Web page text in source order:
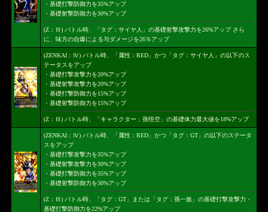
・基礎打撃防御力を35%アップ
・基礎射撃防御力を30%アップ
(Z：Ⅲ) バトル時、「タグ：サイヤ人」の基礎射撃攻撃力を26%アップ さら
に、味方の自爆による与ダメージを26％アップ
(ZENKAI：Ⅳ) バトル時、「属性：RED」かつ「タグ：サイヤ人」の以下のス
テータスをアップ
・基礎打撃攻撃力を20%アップ
・基礎射撃攻撃力を20%アップ
・基礎打撃防御力を15%アップ
・基礎射撃防御力を15%アップ
(Z：Ⅲ) バトル時、「キャラクター：孫悟空」の基礎体力最大値を18%アップ
(ZENKAI：Ⅳ) バトル時、「属性：RED」かつ「タグ：GT」の以下のステータ
スをアップ
・基礎打撃攻撃力を35%アップ
・基礎射撃攻撃力を30%アップ
・基礎打撃防御力を35%アップ
・基礎射撃防御力を30%アップ
(Z：Ⅲ) バトル時、「タグ：GT」または「タグ：孫一族」の基礎打撃攻撃力・
基礎打撃防御力を22%アップ